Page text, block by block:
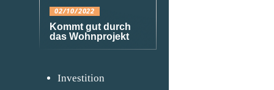
02/10/2022
Kommt gut durch
das Wohnprojekt
Investition